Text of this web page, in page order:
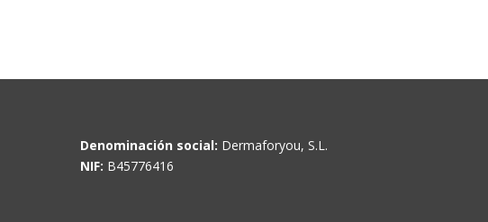
Denominación social: Dermaforyou, S.L.
NIF: B45776416